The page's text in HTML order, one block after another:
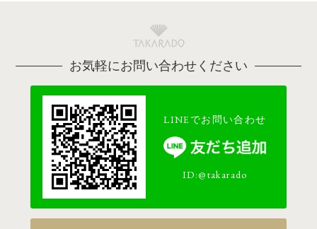
お気軽にお問い合わせください
LINEでお問い合わせ
ID:@takarado